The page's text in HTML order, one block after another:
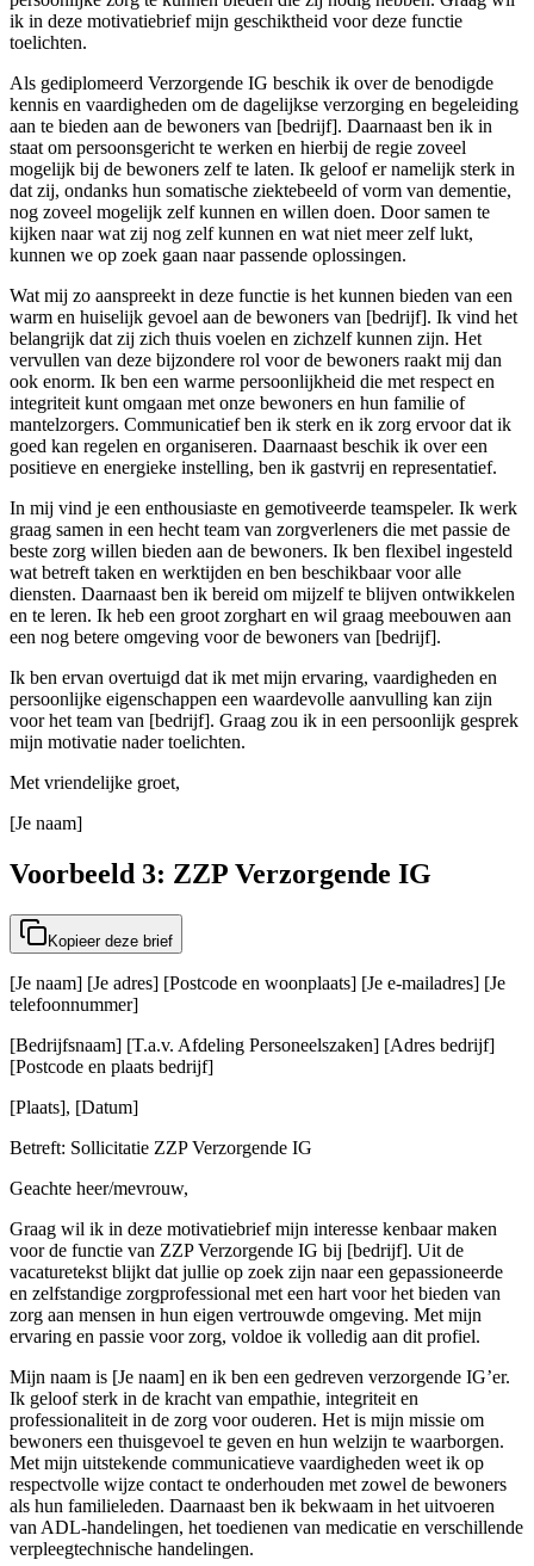
ik in deze motivatiebrief mijn geschiktheid voor deze functie
toelichten.
Als gediplomeerd Verzorgende IG beschik ik over de benodigde
kennis en vaardigheden om de dagelijkse verzorging en begeleiding
aan te bieden aan de bewoners van [bedrijf]. Daarnaast ben ik in
staat om persoonsgericht te werken en hierbij de regie zoveel
mogelijk bij de bewoners zelf te laten. Ik geloof er namelijk sterk in
dat zij, ondanks hun somatische ziektebeeld of vorm van dementie,
nog zoveel mogelijk zelf kunnen en willen doen. Door samen te
kijken naar wat zij nog zelf kunnen en wat niet meer zelf lukt,
kunnen we op zoek gaan naar passende oplossingen.
Wat mij zo aanspreekt in deze functie is het kunnen bieden van een
warm en huiselijk gevoel aan de bewoners van [bedrijf]. Ik vind het
belangrijk dat zij zich thuis voelen en zichzelf kunnen zijn. Het
vervullen van deze bijzondere rol voor de bewoners raakt mij dan
ook enorm. Ik ben een warme persoonlijkheid die met respect en
integriteit kunt omgaan met onze bewoners en hun familie of
mantelzorgers. Communicatief ben ik sterk en ik zorg ervoor dat ik
goed kan regelen en organiseren. Daarnaast beschik ik over een
positieve en energieke instelling, ben ik gastvrij en representatief.
In mij vind je een enthousiaste en gemotiveerde teamspeler. Ik werk
graag samen in een hecht team van zorgverleners die met passie de
beste zorg willen bieden aan de bewoners. Ik ben flexibel ingesteld
wat betreft taken en werktijden en ben beschikbaar voor alle
diensten. Daarnaast ben ik bereid om mijzelf te blijven ontwikkelen
en te leren. Ik heb een groot zorghart en wil graag meebouwen aan
een nog betere omgeving voor de bewoners van [bedrijf].
Ik ben ervan overtuigd dat ik met mijn ervaring, vaardigheden en
persoonlijke eigenschappen een waardevolle aanvulling kan zijn
voor het team van [bedrijf]. Graag zou ik in een persoonlijk gesprek
mijn motivatie nader toelichten.
Met vriendelijke groet,
[Je naam]
Voorbeeld 3: ZZP Verzorgende IG
Kopieer deze brief
[Je naam] [Je adres] [Postcode en woonplaats] [Je e-mailadres] [Je
telefoonnummer]
[Bedrijfsnaam] [T.a.v. Afdeling Personeelszaken] [Adres bedrijf]
[Postcode en plaats bedrijf]
[Plaats], [Datum]
Betreft: Sollicitatie ZZP Verzorgende IG
Geachte heer/mevrouw,
Graag wil ik in deze motivatiebrief mijn interesse kenbaar maken
voor de functie van ZZP Verzorgende IG bij [bedrijf]. Uit de
vacaturetekst blijkt dat jullie op zoek zijn naar een gepassioneerde
en zelfstandige zorgprofessional met een hart voor het bieden van
zorg aan mensen in hun eigen vertrouwde omgeving. Met mijn
ervaring en passie voor zorg, voldoe ik volledig aan dit profiel.
Mijn naam is [Je naam] en ik ben een gedreven verzorgende IG’er.
Ik geloof sterk in de kracht van empathie, integriteit en
professionaliteit in de zorg voor ouderen. Het is mijn missie om
bewoners een thuisgevoel te geven en hun welzijn te waarborgen.
Met mijn uitstekende communicatieve vaardigheden weet ik op
respectvolle wijze contact te onderhouden met zowel de bewoners
als hun familieleden. Daarnaast ben ik bekwaam in het uitvoeren
van ADL-handelingen, het toedienen van medicatie en verschillende
verpleegtechnische handelingen.